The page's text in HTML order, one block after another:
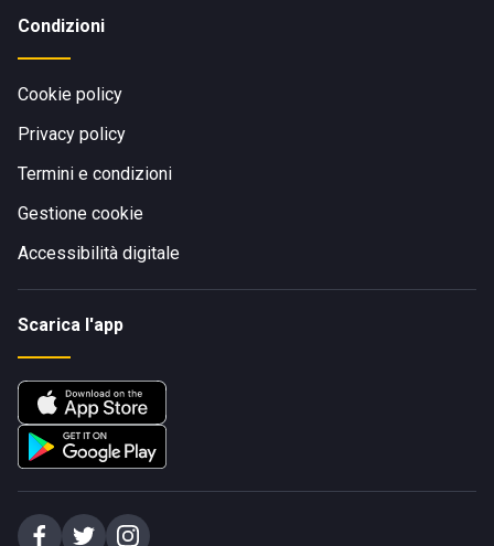
Condizioni
Cookie policy
Privacy policy
Termini e condizioni
Gestione cookie
Accessibilità digitale
Scarica l'app